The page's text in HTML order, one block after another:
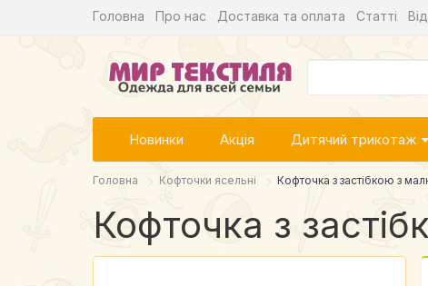
Головна Про нас Доставка та оплата Статті
Новинки Акція Дитячий трикотаж
Головна Кофточки ясельні Кофточка з застібкою з
Кофточка з